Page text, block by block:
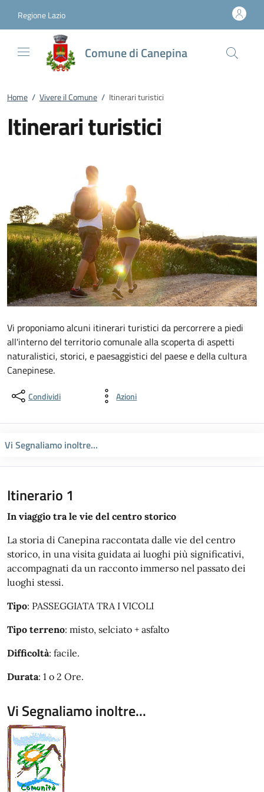
Regione Lazio
Comune di Canepina
Home / Vivere il Comune / Itinerari turistici
Itinerari turistici
Vi proponiamo alcuni itinerari turistici da percorrere a piedi
all'interno del territorio comunale alla scoperta di aspetti
naturalistici, storici, e paesaggistici del paese e della cultura
Canepinese.
Condividi Azioni
Vi Segnaliamo inoltre...
Itinerario 1
In viaggio tra le vie del centro storico
La storia di Canepina raccontata dalle vie del centro
storico, in una visita guidata ai luoghi più significativi,
accompagnati da un racconto immerso nel passato dei
luoghi stessi.
Tipo: PASSEGGIATA TRA I VICOLI
Tipo terreno: misto, selciato + asfalto
Difficoltà: facile.
Durata: 1 o 2 Ore.
Vi Segnaliamo inoltre...